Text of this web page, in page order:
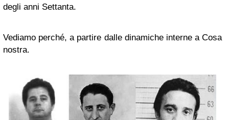
degli anni Settanta.
Vediamo perché, a partire dalle dinamiche interne a Cosa
nostra.